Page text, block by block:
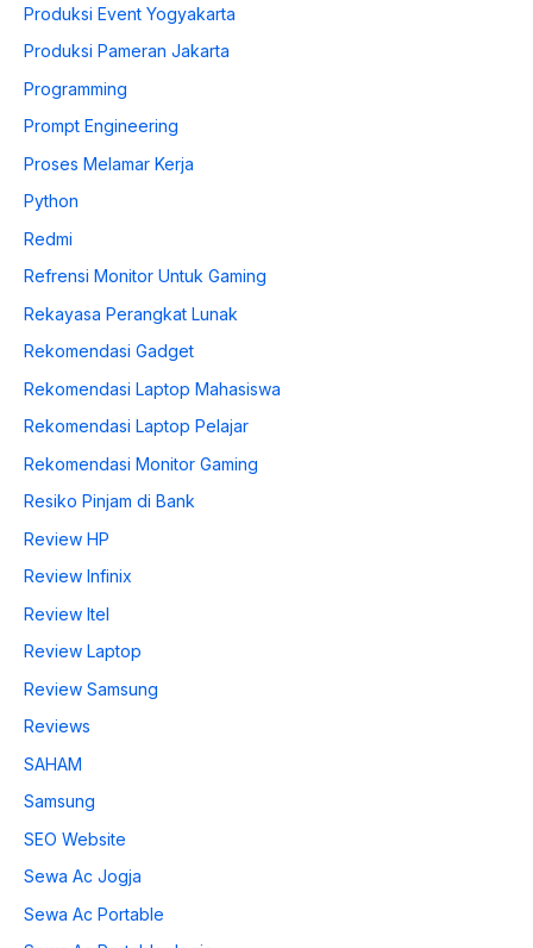
Produksi Event Yogyakarta
Produksi Pameran Jakarta
Programming
Prompt Engineering
Proses Melamar Kerja
Python
Redmi
Refrensi Monitor Untuk Gaming
Rekayasa Perangkat Lunak
Rekomendasi Gadget
Rekomendasi Laptop Mahasiswa
Rekomendasi Laptop Pelajar
Rekomendasi Monitor Gaming
Resiko Pinjam di Bank
Review HP
Review Infinix
Review Itel
Review Laptop
Review Samsung
Reviews
SAHAM
Samsung
SEO Website
Sewa Ac Jogja
Sewa Ac Portable